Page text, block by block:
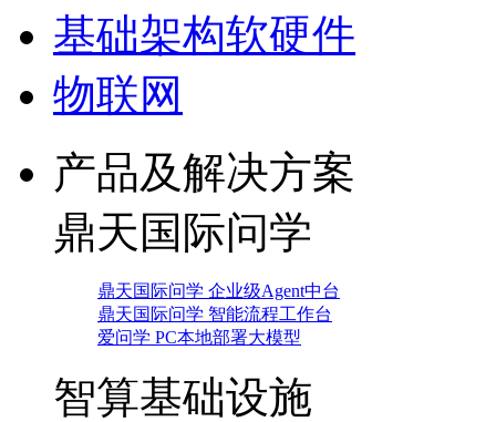
基础架构软硬件
物联网
产品及解决方案
鼎天国际问学
鼎天国际问学 企业级Agent中台
鼎天国际问学 智能流程工作台
爱问学 PC本地部署大模型
智算基础设施